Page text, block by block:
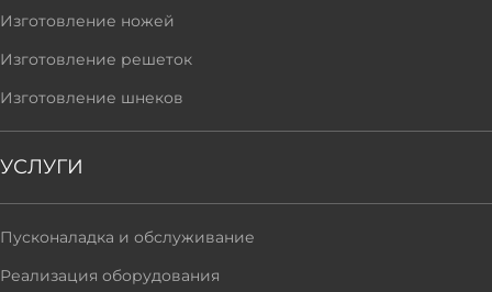
Изготовление ножей
Изготовление решеток
Изготовление шнеков
УСЛУГИ
Пусконаладка и обслуживание
Реализация оборудования